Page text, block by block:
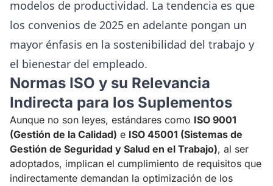
modelos de productividad. La tendencia es que
los convenios de 2025 en adelante pongan un
mayor énfasis en la sostenibilidad del trabajo y
el bienestar del empleado.
Normas ISO y su Relevancia
Indirecta para los Suplementos
Aunque no son leyes, estándares como ISO 9001
(Gestión de la Calidad) e ISO 45001 (Sistemas de
Gestión de Seguridad y Salud en el Trabajo), al ser
adoptados, implican el cumplimiento de requisitos que
indirectamente demandan la optimización de los